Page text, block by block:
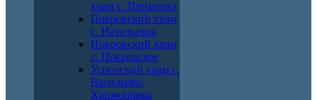
храм с. Приморка
Покровский храм
с. Натальевка
Покровский храм
с. Покровское
Успенский храм с.
Васильево-
Ханжоновка